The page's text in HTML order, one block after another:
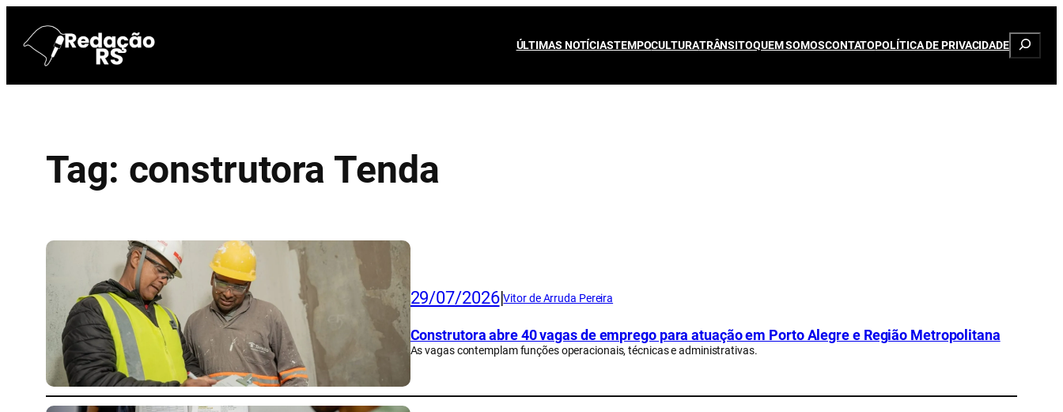
para
conteúdo
ÚLTIMAS NOTÍCIASTEMPOCULTURATRÂNSITOQUEM SOMOSCONTATOPOLÍTICA DE PRIVACIDADE
Tag: construtora Tenda
29/07/2026|Vitor de Arruda Pereira
Construtora abre 40 vagas de emprego para atuação em Porto Alegre e Região Metropolitana
As vagas contemplam funções operacionais, técnicas e administrativas.